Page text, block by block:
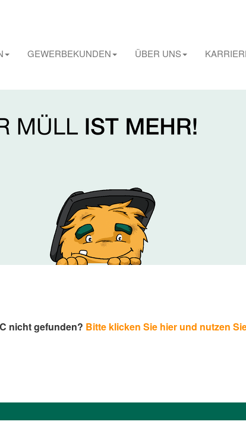
GEWERBEKUNDEN ÜBER UNS
nicht gefunden? Bitte klicken Sie hier und nutzen